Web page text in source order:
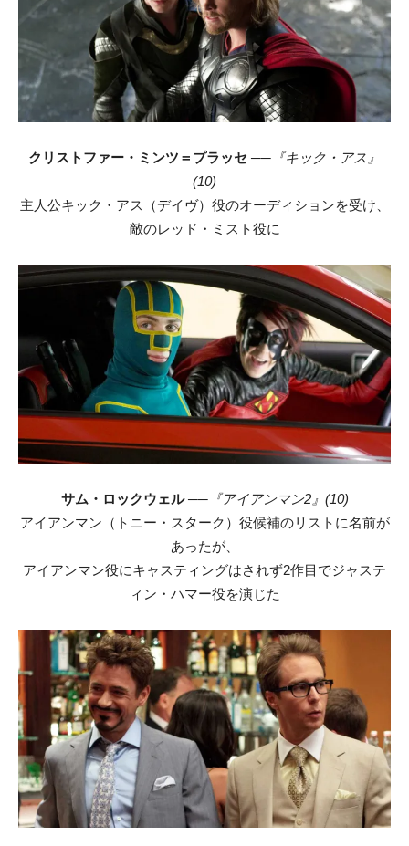
クリストファー・ミンツ＝プラッセ ──『キック・アス』
(10)
主人公キック・アス（デイヴ）役のオーディションを受け、
敵のレッド・ミスト役に
サム・ロックウェル──『アイアンマン2』(10)
アイアンマン（トニー・スターク）役候補のリストに名前が
あったが、
アイアンマン役にキャスティングはされず2作目でジャステ
ィン・ハマー役を演じた